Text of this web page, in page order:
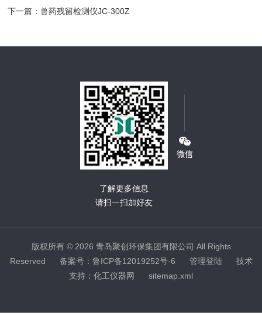
下一篇：兽药残留检测仪JC-300Z
了解更多信息
请扫一扫加好友
版权所有 © 2026 青岛聚创环保集团有限公司 All Rights
Reserved 备案号：鲁ICP备12019252号-6 管理登陆技术
支持： 化工仪器网 sitemap.xml